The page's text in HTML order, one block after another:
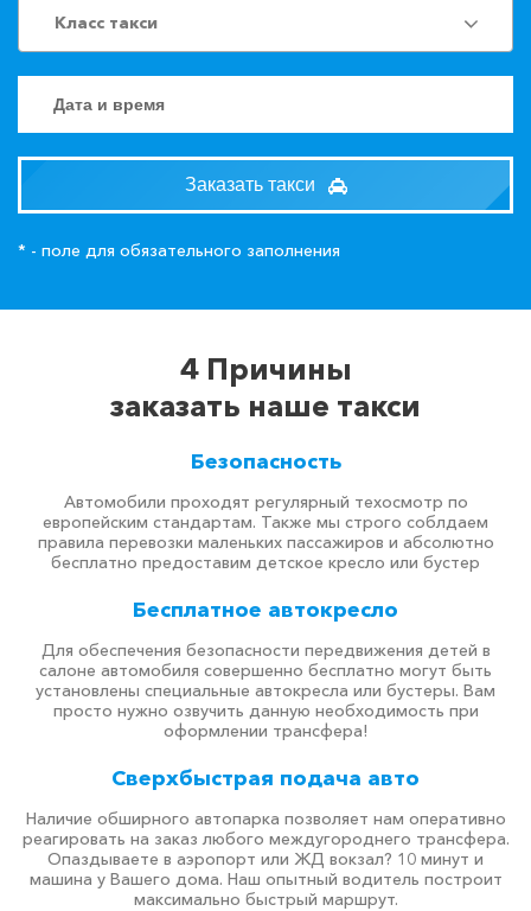
Класс такси
Заказать такси
* - поле для обязательного заполнения
4 Причины
заказать наше такси
Безопасность
Автомобили проходят регулярный техосмотр по
европейским стандартам. Также мы строго соблдаем
правила перевозки маленьких пассажиров и абсолютно
бесплатно предоставим детское кресло или бустер
Бесплатное автокресло
Для обеспечения безопасности передвижения детей в
салоне автомобиля совершенно бесплатно могут быть
установлены специальные автокресла или бустеры. Вам
просто нужно озвучить данную необходимость при
оформлении трансфера!
Сверхбыстрая подача авто
Наличие обширного автопарка позволяет нам оперативно
реагировать на заказ любого междугороднего трансфера.
Опаздываете в аэропорт или ЖД вокзал? 10 минут и
машина у Вашего дома. Наш опытный водитель построит
максимально быстрый маршрут.